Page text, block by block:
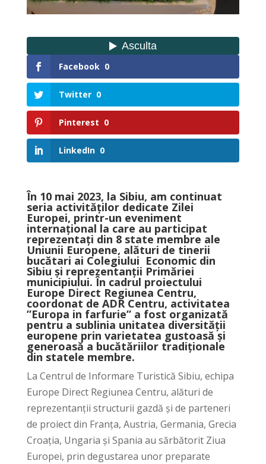
Facebook 0
Twitter 0
Pinterest 0
LinkedIn 0
În 10 mai 2023, la Sibiu, am continuat
seria activităților dedicate Zilei
Europei, printr-un eveniment
internațional la care au participat
reprezentați din 8 state membre ale
Uniunii Europene, alături de tinerii
bucătari ai Colegiului Economic din
Sibiu și reprezentanții Primăriei
municipiului. În cadrul proiectului
Europe Direct Regiunea Centru,
coordonat de ADR Centru, activitatea
”Europa in farfurie” a fost organizată
pentru a sublinia unitatea diversității
europene prin varietatea gustoasă și
generoasă a bucătăriilor tradiționale
din statele membre.
La Centrul de Informare Turistică Sibiu, echipa
Europe Direct Regiunea Centru, alături de
reprezentanții structurii gazdă și de parteneri
de proiect din Franța, Austria, Germania, Grecia
Croația, Ungaria și Spania au sărbătorit Ziua
Europei, prin degustarea unor preparate